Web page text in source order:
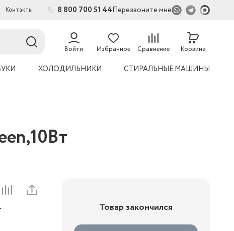
Контакты 8 800 700 51 44Перезвоните мне
Войти Избранное Сравнение Корзина
ХОЛОДИЛЬНИКИ СТИРАЛЬНЫЕ МАШИНЫ
Товар закончился